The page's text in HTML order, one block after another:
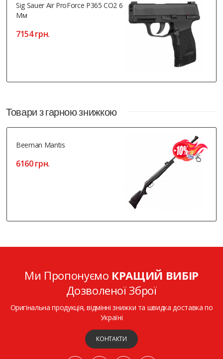
Sig Sauer Air ProForce P365 CO2 6
Мм
7154 грн.
Товари з гарною знижкою
Beeman Mantis
6160 грн.
Ми Пропонуємо КРАЩИЙ ВИБІР
Дозволеної Зброї
Оригінальна продукція, відмінні знижки та швидка доставка по
Україні
КОНТАКТИ